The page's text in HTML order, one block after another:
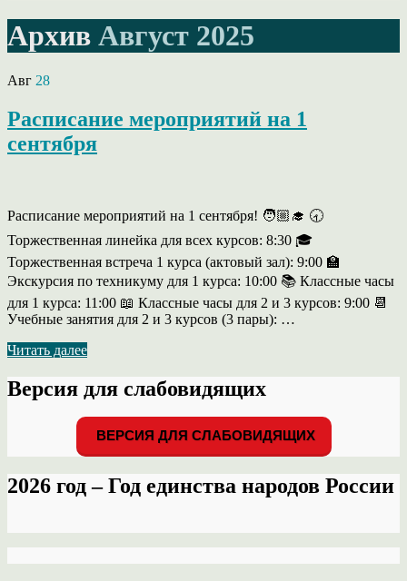
Архив Август 2025
Авг 28
Расписание мероприятий на 1
сентября
Расписание мероприятий на 1 сентября! 🧑🏼‍🎓 🕣
Торжественная линейка для всех курсов: 8:30 🎓
Торжественная встреча 1 курса (актовый зал): 9:00 🏫
Экскурсия по техникуму для 1 курса: 10:00 📚 Классные часы
для 1 курса: 11:00 📖 Классные часы для 2 и 3 курсов: 9:00 📆
Учебные занятия для 2 и 3 курсов (3 пары): …
Читать далее
Версия для слабовидящих
ВЕРСИЯ ДЛЯ СЛАБОВИДЯЩИХ
2026 год – Год единства народов России